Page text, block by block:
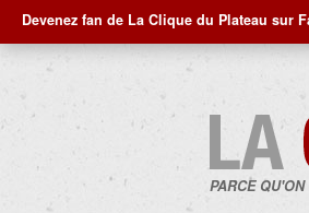
Devenez fan de La Clique du Plateau sur
PARCE